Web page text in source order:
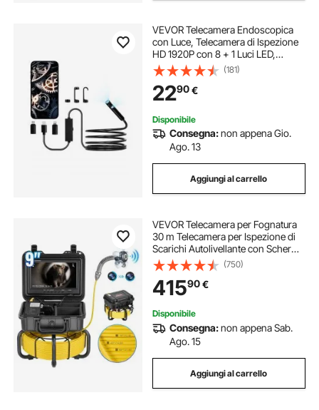
VEVOR Telecamera Endoscopica
con Luce, Telecamera di Ispezione
HD 1920P con 8 + 1 Luci LED,
Boroscopio a Doppia Lente con
Zoom 2X, Cavo Serpente da 3 m
Impermeabile IP67 per Auto
(181)
2290€
Disponibile
Consegna:non appena Gio.
Ago. 13
Aggiungi al carrello
VEVOR Telecamera per Fognatura
30 m Telecamera per Ispezione di
Scarichi Autolivellante con Schermo
HD 1080P 228,6 mm Zoom 36X,
Telecamera Idraulica Impermeabile
IP68 con Luci-12 LED, Scheda da 32
GB
(750)
41590€
Disponibile
Consegna:non appena Sab.
Ago. 15
Aggiungi al carrello